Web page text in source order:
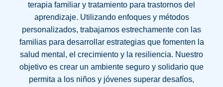
terapia familiar y tratamiento para trastornos del
aprendizaje. Utilizando enfoques y métodos
personalizados, trabajamos estrechamente con las
familias para desarrollar estrategias que fomenten la
salud mental, el crecimiento y la resiliencia. Nuestro
objetivo es crear un ambiente seguro y solidario que
permita a los niños y jóvenes superar desafíos,